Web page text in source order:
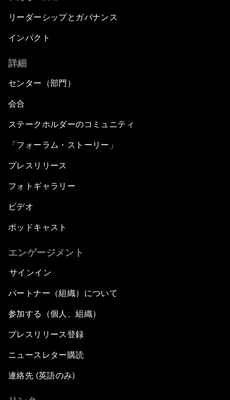
リーダーシップとガバナンス
インパクト
詳細
センター（部門）
会合
ステークホルダーのコミュニティ
「フォーラム・ストーリー」
プレスリリース
フォトギャラリー
ビデオ
ポッドキャスト
エンゲージメント
サインイン
パートナー（組織）について
参加する（個人、組織）
プレスリリース登録
ニュースレター購読
連絡先 (英語のみ)